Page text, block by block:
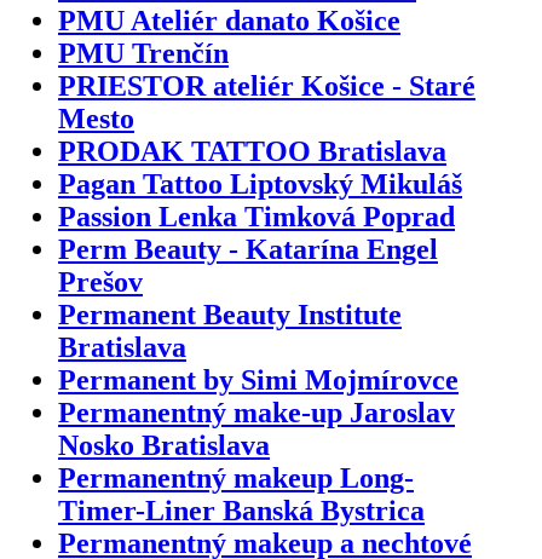
PMU Ateliér danato Košice
PMU Trenčín
PRIESTOR ateliér Košice - Staré
Mesto
PRODAK TATTOO Bratislava
Pagan Tattoo Liptovský Mikuláš
Passion Lenka Timková Poprad
Perm Beauty - Katarína Engel
Prešov
Permanent Beauty Institute
Bratislava
Permanent by Simi Mojmírovce
Permanentný make-up Jaroslav
Nosko Bratislava
Permanentný makeup Long-
Timer-Liner Banská Bystrica
Permanentný makeup a nechtové